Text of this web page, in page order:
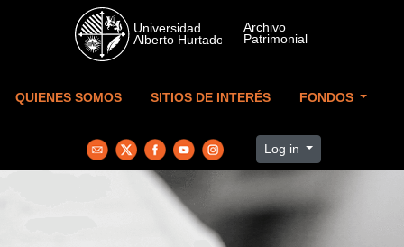
Skip to main content
QUIENES SOMOS SITIOS DE INTERÉS FONDOS
Log in